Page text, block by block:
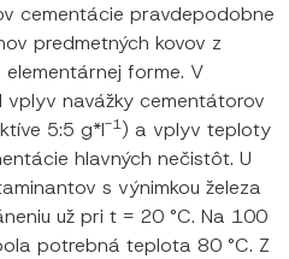
cementácie pravdepodobne
predmetných kovov z
forme. V
navážky cementátorov
5:5 g*l-1) a vplyv teploty
hlavných nečistôt. U
s výnimkou železa
už pri t = 20 °C. Na 100
potrebná teplota 80 °C. Z